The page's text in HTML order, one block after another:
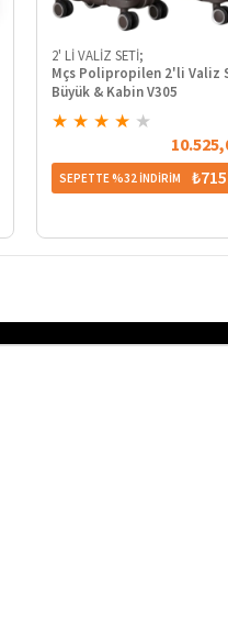
2' Lİ VALİZ SETİ;
Mçs Polipropilen 2'li Valiz
Büyük & Kabin V305
★ ★ ★ ★ ★
SEPETTE %32 İNDİRİM